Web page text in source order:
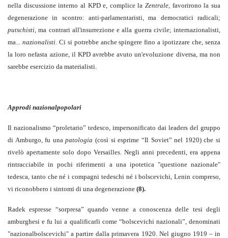
nella discussione interno al KPD e, complice laZentrale, favorirono la sua
degenerazione in scontro: anti-parlamentaristi, ma democratici radicali;
putschisti, ma contrari all'insurrezione e alla guerra civile; internazionalisti,
ma... nazionalisti. Ci si potrebbe anche spingere fino a ipotizzare che, senza
la loro nefasta azione, il KPD avrebbe avuto un'evoluzione diversa, ma non
sarebbe esercizio da materialisti.
Approdi nazionalpopolari
Il nazionalismo “proletario” tedesco, impersonificato dai leaders del gruppo
di Amburgo, fu unapatologia (così si esprime “Il Soviet” nel 1920) che si
rivelò apertamente solo dopo Versailles. Negli anni precedenti, era appena
rintracciabile in pochi riferimenti a una ipotetica "questione nazionale"
tedesca, tanto che né i compagni tedeschi né i bolscevichi, Lenin compreso,
vi riconobbero i sintomi di una degenerazione (8).
Radek espresse “sorpresa” quando venne a conoscenza delle tesi degli
amburghesi e fu lui a qualificarli come “bolscevichi nazionali”, denominati
"nazionalbolscevichi" a partire dalla primavera 1920. Nel giugno 1919 – in